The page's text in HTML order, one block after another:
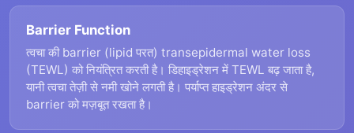
Barrier Function
त्वचा की barrier (lipid परत) transepidermal water loss
(TEWL) को नियंत्रित करती है। डिहाइड्रेशन में TEWL बढ़ जाता है,
यानी त्वचा तेज़ी से नमी खोने लगती है। पर्याप्त हाइड्रेशन अंदर से
barrier को मज़बूत रखता है।